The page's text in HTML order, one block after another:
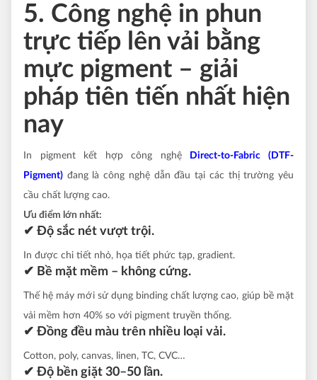
5. Công nghệ in phun
trực tiếp lên vải bằng
mực pigment – giải
pháp tiên tiến nhất hiện
nay
In pigment kết hợp công nghệ
Direct-to-Fabric (DTF-
Pigment) đang là công nghệ dẫn đầu tại các thị trường yêu
cầu chất lượng cao.
Ưu điểm lớn nhất:
✔ Độ sắc nét vượt trội.
In được chi tiết nhỏ, họa tiết phức tạp, gradient.
✔ Bề mặt mềm – không cứng.
Thế hệ máy mới sử dụng binding chất lượng cao, giúp bề mặt
vải mềm hơn 40% so với pigment truyền thống.
✔ Đồng đều màu trên nhiều loại vải.
Cotton, poly, canvas, linen, TC, CVC…
✔ Độ bền giặt 30–50 lần.